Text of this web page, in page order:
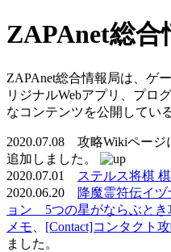
ZAPAnet総合
ZAPAnet総合情報局は、ゲ
リジナルWebアプリ、プロ
なコンテンツを公開してい
2020.07.08 攻略Wikiページ
追加しました。
2020.07.01
ステルス将棋
2020.06.20
降魔霊符伝イ
ョン 5つの星がならぶとき
メモ
[Contact]コンタクト
ました。